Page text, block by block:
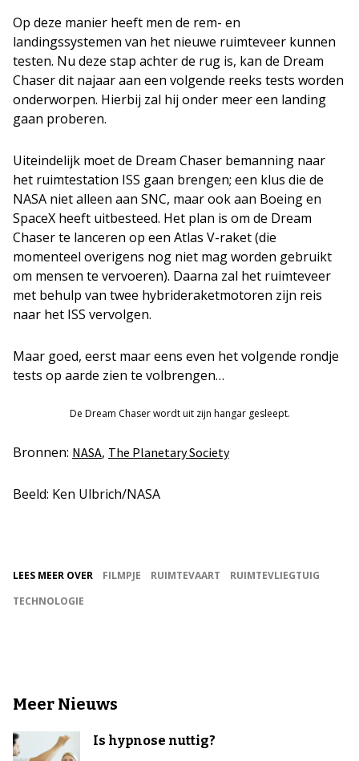
Op deze manier heeft men de rem- en
landingssystemen van het nieuwe ruimteveer kunnen
testen. Nu deze stap achter de rug is, kan de Dream
Chaser dit najaar aan een volgende reeks tests worden
onderworpen. Hierbij zal hij onder meer een landing
gaan proberen.
Uiteindelijk moet de Dream Chaser bemanning naar
het ruimtestation ISS gaan brengen; een klus die de
NASA niet alleen aan SNC, maar ook aan Boeing en
SpaceX heeft uitbesteed. Het plan is om de Dream
Chaser te lanceren op een Atlas V-raket (die
momenteel overigens nog niet mag worden gebruikt
om mensen te vervoeren). Daarna zal het ruimteveer
met behulp van twee hybrideraketmotoren zijn reis
naar het ISS vervolgen.
Maar goed, eerst maar eens even het volgende rondje
tests op aarde zien te volbrengen…
De Dream Chaser wordt uit zijn hangar gesleept.
Bronnen: NASA, The Planetary Society
Beeld: Ken Ulbrich/NASA
LEES MEER OVER FILMPJE RUIMTEVAART
RUIMTEVLIEGTUIG
TECHNOLOGIE
Meer Nieuws
Is hypnose nuttig?